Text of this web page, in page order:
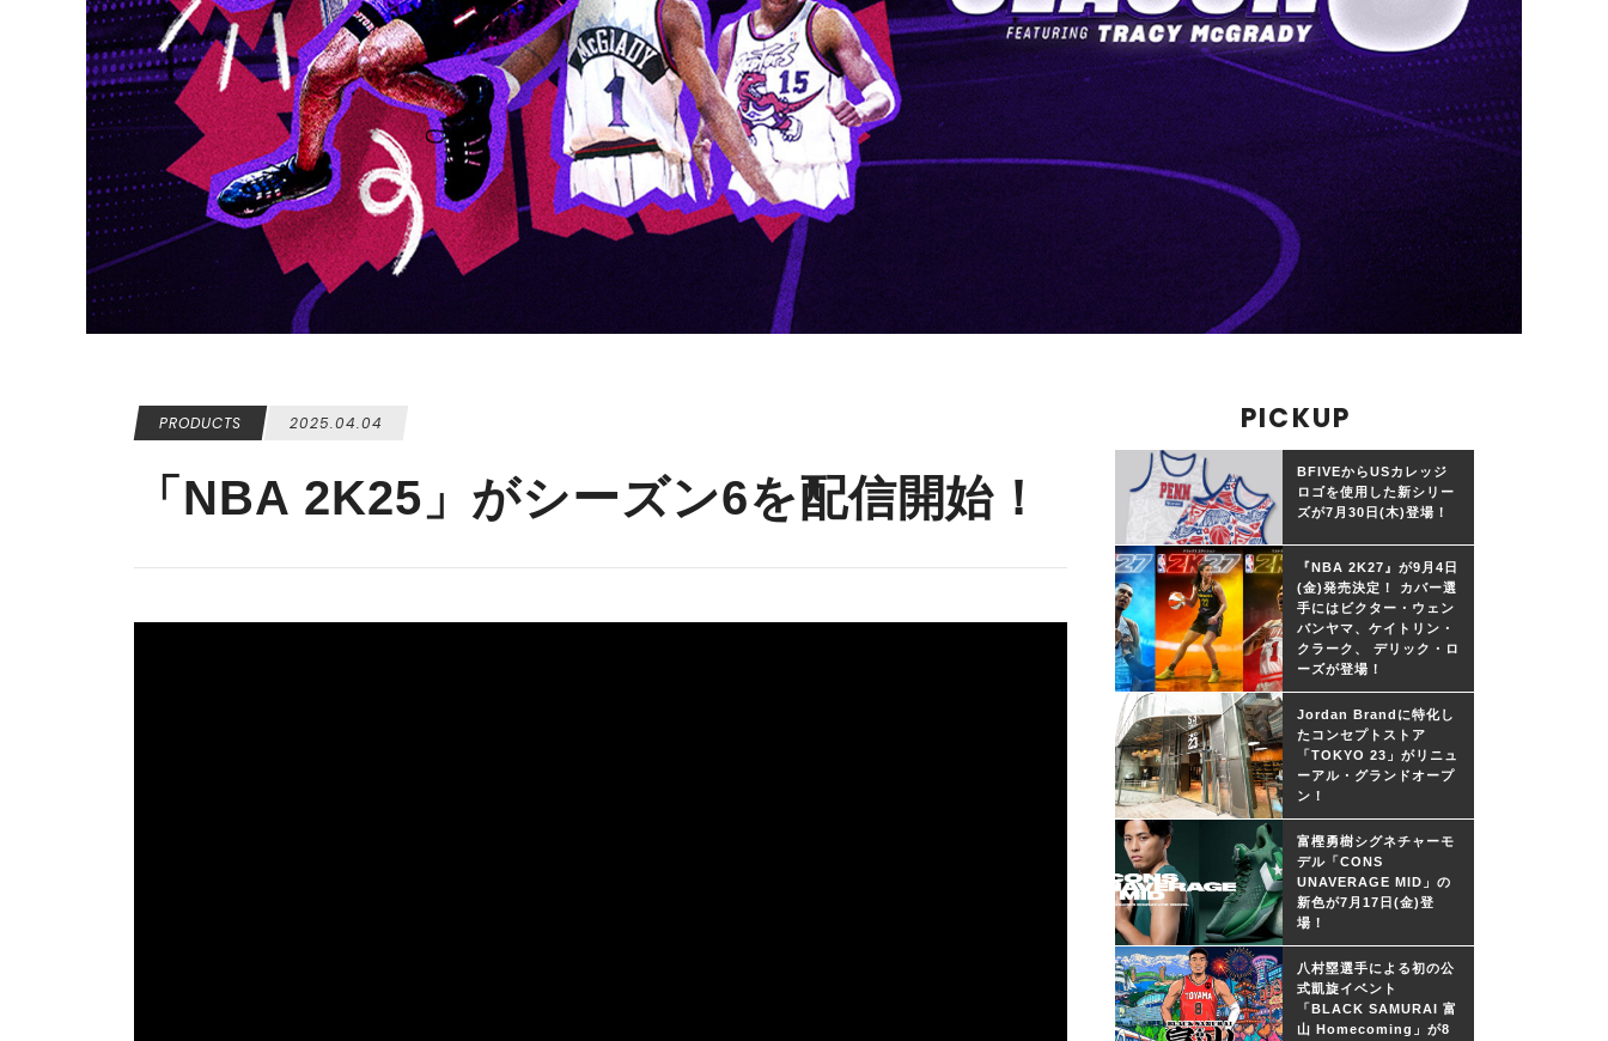
PRODUCTS 2025.04.04
「NBA 2K25」がシーズン6を配信開始！
PICKUP
BFIVEからUSカレッジ
ロゴを使用した新シリー
ズが7月30日(木)登場！
『NBA 2K27』が9月4日
(金)発売決定！ カバー選
手にはビクター・ウェン
バンヤマ、ケイトリン・
クラーク、 デリック・ロ
ーズが登場！
Jordan Brandに特化し
たコンセプトストア
「TOKYO 23」がリニュ
ーアル・グランドオープ
ン！
富樫勇樹シグネチャーモ
デル「CONS
UNAVERAGE MID」の
新色が7月17日(金)登
場！
八村塁選手による初の公
式凱旋イベント
「BLACK SAMURAI 富
山 Homecoming」が8